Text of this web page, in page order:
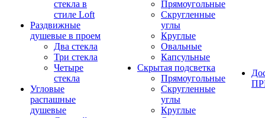
стекла в
стиле Loft
Раздвижные
душевые в проем
Два стекла
Три стекла
Четыре
стекла
Угловые
распашные
душевые
Прямоугольные
Скругленные
углы
Круглые
Овальные
Капсульные
Скрытая подсветка
Прямоугольные
Скругленные
углы
Круглые